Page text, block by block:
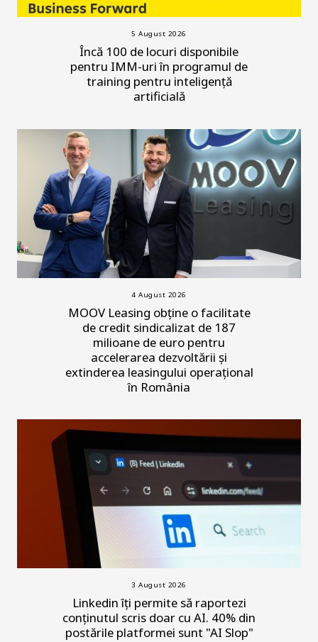
5 August 2026
Încă 100 de locuri disponibile
pentru IMM-uri în programul de
training pentru inteligență
artificială
4 August 2026
MOOV Leasing obține o facilitate
de credit sindicalizat de 187
milioane de euro pentru
accelerarea dezvoltării și
extinderea leasingului operațional
în România
3 August 2026
Linkedin îți permite să raportezi
conținutul scris doar cu AI. 40% din
postările platformei sunt "AI Slop"